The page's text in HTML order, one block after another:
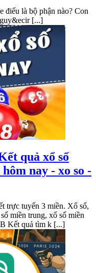
điếu là bộ phận nào? Con
[...]
quả xổ số
nay - xo so -
trực tuyến 3 miền. Xổ số,
miền trung, xổ số miền
Kết quả tìm k [...]